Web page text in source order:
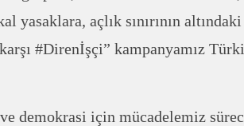
yasaklara, açlık sınırının
#Direnİşçi” kampanyamız
demokrasi için mücadelemiz